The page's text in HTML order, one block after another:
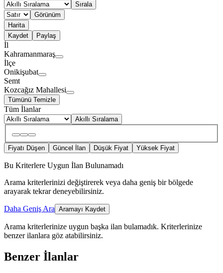
Sırala
Görünüm
Harita
Kaydet
Paylaş
İl
Kahramanmaraş
İlçe
Onikişubat
Semt
Kozcağız Mahallesi
Tümünü Temizle
Tüm İlanlar
Akıllı Sıralama
Fiyatı Düşen Güncel İlan Düşük Fiyat Yüksek Fiyat
Bu Kriterlere Uygun İlan Bulunamadı
Arama kriterlerinizi değiştirerek veya daha geniş bir bölgede
arayarak tekrar deneyebilirsiniz.
Daha Geniş Ara Aramayı Kaydet
Arama kriterlerinize uygun başka ilan bulamadık. Kriterlerinize
benzer ilanlara göz atabilirsiniz.
Benzer İlanlar